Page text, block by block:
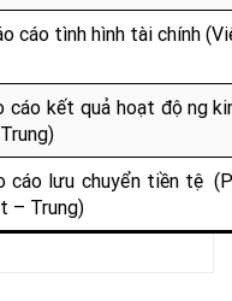
cáo tình hình tài chính
cáo kết quả hoạt động
cáo lưu chuyển tiền tệ
– Trung)